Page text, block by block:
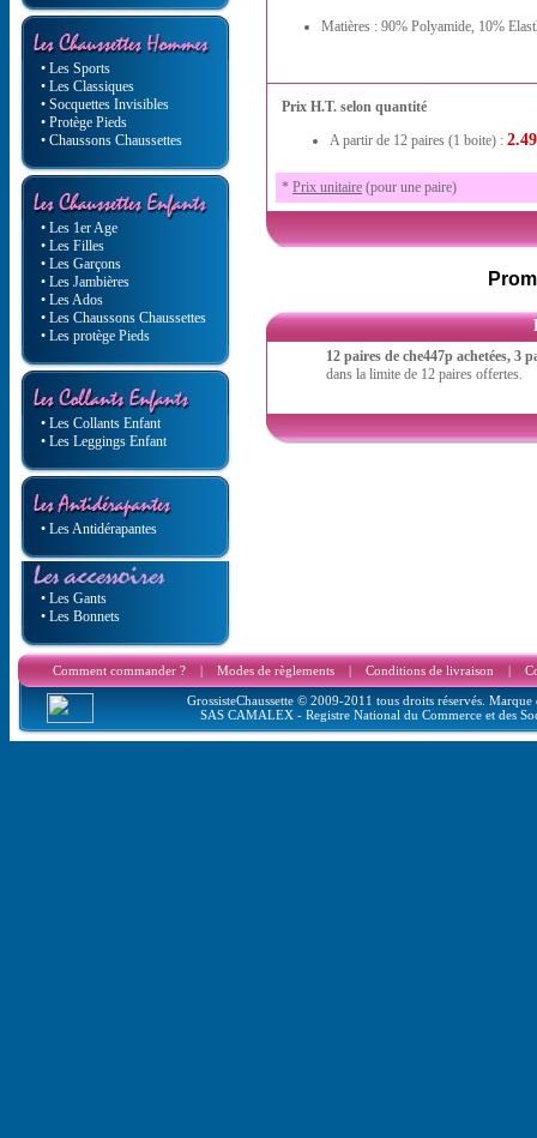
• Les Sports
• Les Classiques
• Socquettes Invisibles
• Protège Pieds
• Chaussons Chaussettes
• Les 1er Age
• Les Filles
• Les Garçons
• Les Jambières
• Les Ados
• Les Chaussons Chaussettes
• Les protège Pieds
• Les Collants Enfant
• Les Leggings Enfant
• Les Antidérapantes
• Les Gants
• Les Bonnets
Matières : 90% Polyamide, 10%
Prix H.T. selon quantité
A partir de 12 paires (1 boite) :
* Prix unitaire (pour une paire)
12 paires de che447p achetées, 3
dans la limite de 12 paires offertes.
Comment commander ?| Modes de règlements| Conditions de livraison |
GrossisteChaussette © 2009-2011 tous droits réservés.
SAS CAMALEX - Registre National du Commerce et des